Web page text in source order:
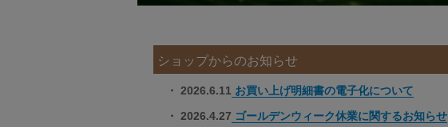
ショップからのお知らせ
・ 2026.6.11 お買い上げ明細書の電子化について
・ 2026.4.27 ゴールデンウィーク休業に関するお知らせ